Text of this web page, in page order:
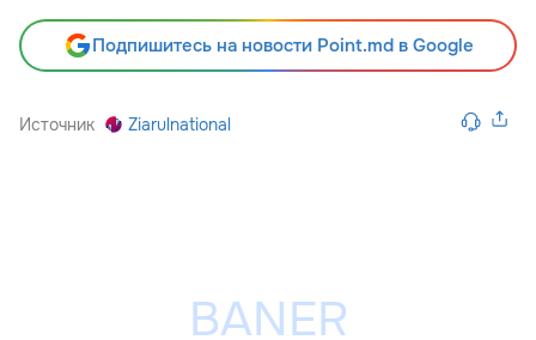
Подпишитесь на новости Point.md в Google
Источник Ziarulnational